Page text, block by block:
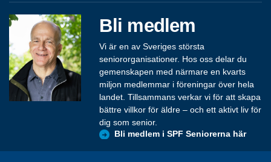
Bli medlem
Vi är en av Sveriges största
seniororganisationer. Hos oss delar du
gemenskapen med närmare en kvarts
miljon medlemmar i föreningar över hela
landet. Tillsammans verkar vi för att skapa
bättre villkor för äldre – och ett aktivt liv för
dig som senior.
Bli medlem i SPF Seniorerna här